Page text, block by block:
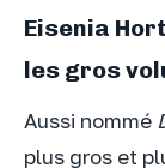
Eisenia
les gros
Aussi nommé
plus gros et